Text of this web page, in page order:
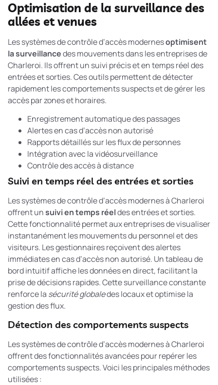
Optimisation de la surveillance des
allées et venues
Les systèmes de contrôle d’accès modernesoptimisent
la surveillancedes mouvements dans les entreprises de
Charleroi. Ils offrent un suivi précis et en temps réel des
entrées et sorties. Ces outils permettent de détecter
rapidement les comportements suspects et de gérer les
accès par zones et horaires.
Enregistrement automatique des passages
Alertes en cas d’accès non autorisé
Rapports détaillés sur les flux de personnes
Intégration avec la vidéosurveillance
Contrôle des accès à distance
Suivi en temps réel des entrées et sorties
Les systèmes de contrôle d’accès modernes à Charleroi
offrent unsuivi en temps réeldes entrées et sorties.
Cette fonctionnalité permet aux entreprises de visualiser
instantanément les mouvements du personnel et des
visiteurs. Les gestionnaires reçoivent des alertes
immédiates en cas d’accès non autorisé. Un tableau de
bord intuitif affiche les données en direct, facilitant la
prise de décisions rapides. Cette surveillance constante
renforce la sécurité globaledes locaux et optimise la
gestion des flux.
Détection des comportements suspects
Les systèmes de contrôle d’accès modernes à Charleroi
offrent des fonctionnalités avancées pour repérer les
comportements suspects. Voici les principales méthodes
utilisées :